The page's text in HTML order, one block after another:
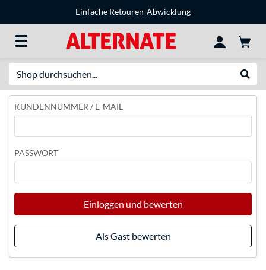
Einfache Retouren-Abwicklung
KUNDENNUMMER / E-MAIL
PASSWORT
Einloggen und bewerten
Als Gast bewerten